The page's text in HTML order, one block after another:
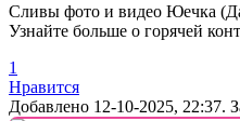
Сливы фото и видео Юечка
Узнайте больше о горячей
1
Нравится
Добавлено 12-10-2025, 22:37.